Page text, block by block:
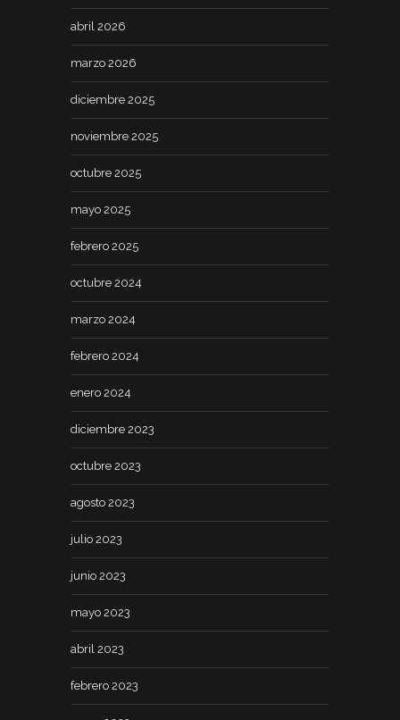
abril 2026
marzo 2026
diciembre 2025
noviembre 2025
octubre 2025
mayo 2025
febrero 2025
octubre 2024
marzo 2024
febrero 2024
enero 2024
diciembre 2023
octubre 2023
agosto 2023
julio 2023
junio 2023
mayo 2023
abril 2023
febrero 2023